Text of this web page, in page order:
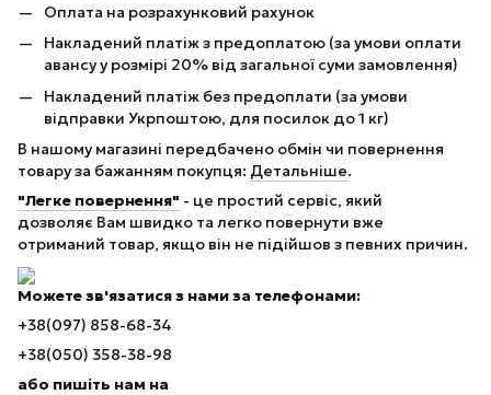
Оплата на розрахунковий рахунок
Накладений платіж з предоплатою (за умови оплати
авансу у розмірі 20% від загальної суми замовлення)
Накладений платіж без предоплати (за умови
відправки Укрпоштою, для посилок до 1 кг)
В нашому магазині передбачено обмін чи повернення
товару за бажанням покупця: Детальніше.
"Легке повернення" - це простий сервіс, який
дозволяє Вам швидко та легко повернути вже
отриманий товар, якщо він не підійшов з певних причин.
Можете зв'язатися з нами за телефонами:
+38(097) 858-68-34
+38(050) 358-38-98
або пишіть нам на